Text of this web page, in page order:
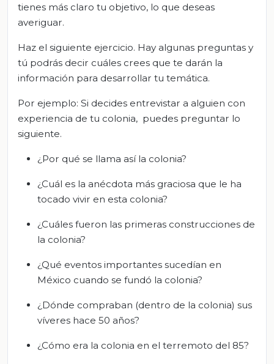
tienes más claro tu objetivo, lo que deseas
averiguar.
Haz el siguiente ejercicio. Hay algunas preguntas y
tú podrás decir cuáles crees que te darán la
información para desarrollar tu temática.
Por ejemplo: Si decides entrevistar a alguien con
experiencia de tu colonia, puedes preguntar lo
siguiente.
¿Por qué se llama así la colonia?
¿Cuál es la anécdota más graciosa que le ha
tocado vivir en esta colonia?
¿Cuáles fueron las primeras construcciones de
la colonia?
¿Qué eventos importantes sucedían en
México cuando se fundó la colonia?
¿Dónde compraban (dentro de la colonia) sus
víveres hace 50 años?
¿Cómo era la colonia en el terremoto del 85?